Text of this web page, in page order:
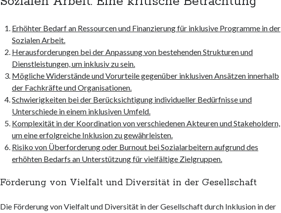
Erhöhter Bedarf an Ressourcen und Finanzierung für inklusive Programme in der
Sozialen Arbeit.
Herausforderungen bei der Anpassung von bestehenden Strukturen und
Dienstleistungen, um inklusiv zu sein.
Mögliche Widerstände und Vorurteile gegenüber inklusiven Ansätzen innerhalb
der Fachkräfte und Organisationen.
Schwierigkeiten bei der Berücksichtigung individueller Bedürfnisse und
Unterschiede in einem inklusiven Umfeld.
Komplexität in der Koordination von verschiedenen Akteuren und Stakeholdern,
um eine erfolgreiche Inklusion zu gewährleisten.
Risiko von Überforderung oder Burnout bei Sozialarbeitern aufgrund des
erhöhten Bedarfs an Unterstützung für vielfältige Zielgruppen.
Förderung von Vielfalt und Diversität in der Gesellschaft
Die Förderung von Vielfalt und Diversität in der Gesellschaft durch Inklusion in der